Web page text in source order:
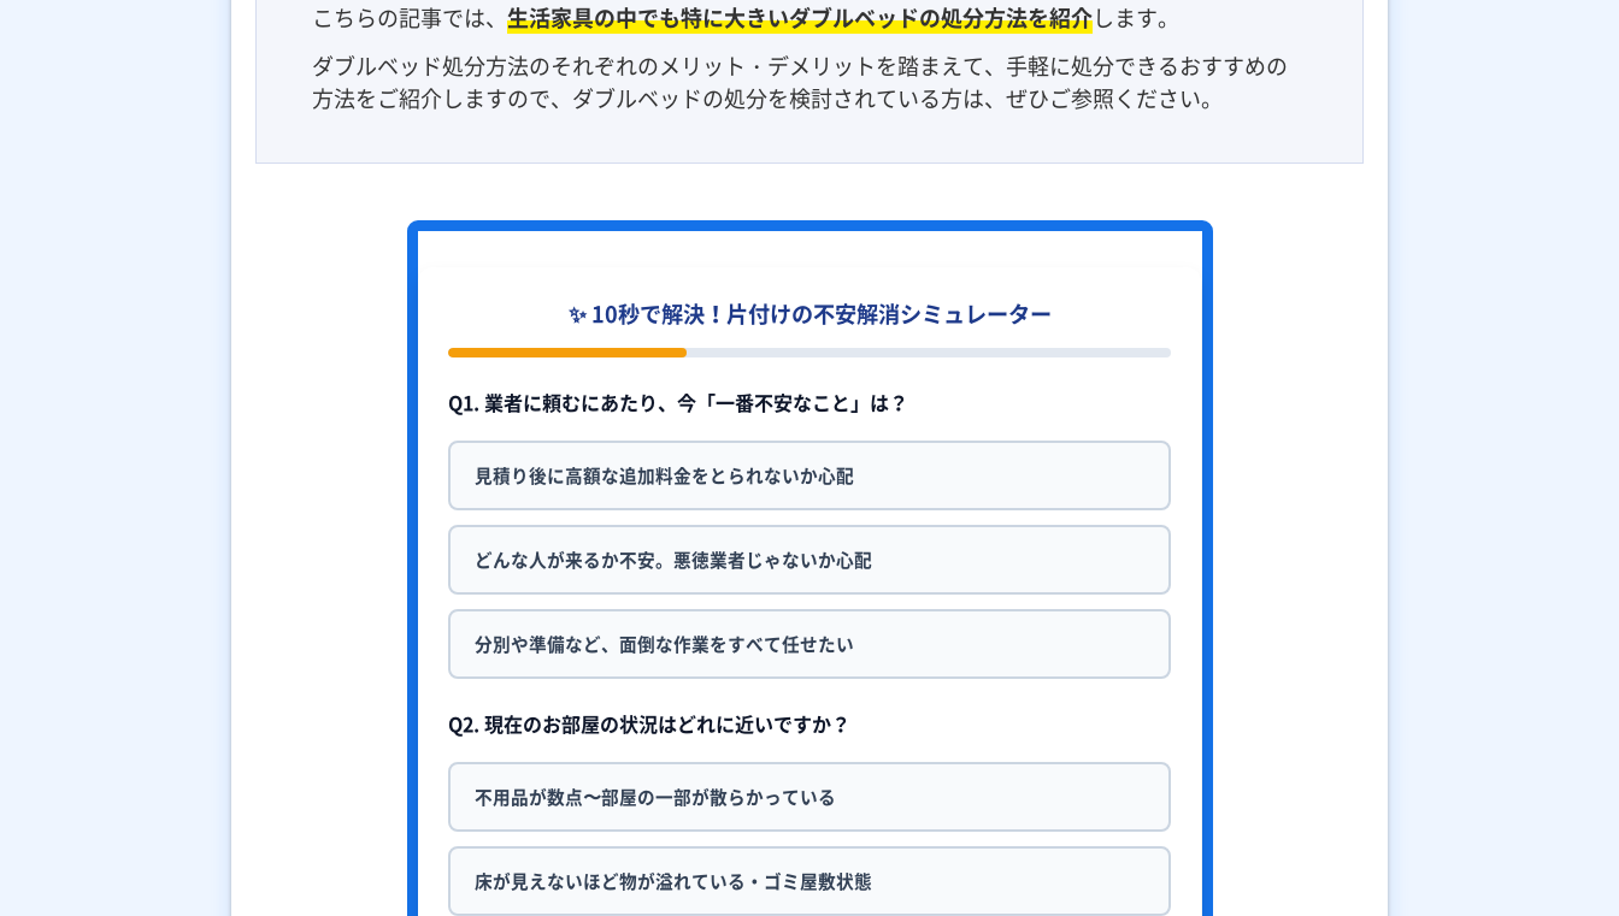
こちらの記事では、 生活家具の中でも特に大きいダブルベッドの処分方法を紹介します。
ダブルベッド処分方法のそれぞれのメリット・デメリットを踏まえて、手軽に処分できるおすすめの
方法をご紹介しますので、ダブルベッドの処分を検討されている方は、ぜひご参照ください。
✨ 10秒で解決！片付けの不安解消シミュレーター
Q1. 業者に頼むにあたり、今「一番不安なこと」は？
見積り後に高額な追加料金をとられないか心配
どんな人が来るか不安。悪徳業者じゃないか心配
分別や準備など、面倒な作業をすべて任せたい
Q2. 現在のお部屋の状況はどれに近いですか？
不用品が数点〜部屋の一部が散らかっている
床が見えないほど物が溢れている・ゴミ屋敷状態